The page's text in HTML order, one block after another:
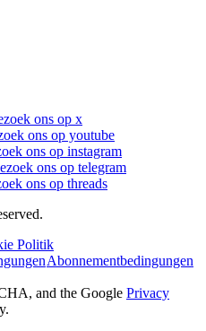
ons op x
ons op youtube
ons op instagram
ons op telegram
ons op threads
Politik
Abonnementbedingungen
and the Google Privacy